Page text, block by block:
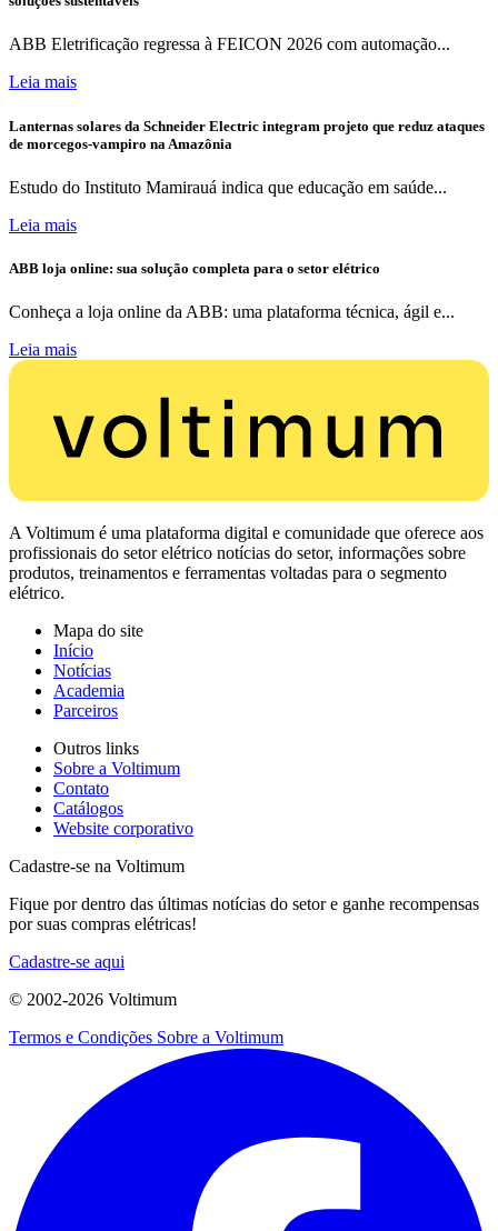
ABB Eletrificação regressa à FEICON 2026 com automação...
Leia mais
Lanternas solares da Schneider Electric integram projeto que reduz ataques
de morcegos-vampiro na Amazônia
Estudo do Instituto Mamirauá indica que educação em saúde...
Leia mais
ABB loja online: sua solução completa para o setor elétrico
Conheça a loja online da ABB: uma plataforma técnica, ágil e...
Leia mais
A Voltimum é uma plataforma digital e comunidade que oferece aos
profissionais do setor elétrico notícias do setor, informações sobre
produtos, treinamentos e ferramentas voltadas para o segmento
elétrico.
Mapa do site
Início
Notícias
Academia
Parceiros
Outros links
Sobre a Voltimum
Contato
Catálogos
Website corporativo
Cadastre-se na Voltimum
Fique por dentro das últimas notícias do setor e ganhe recompensas
por suas compras elétricas!
Cadastre-se aqui
© 2002-2026 Voltimum
Termos e Condições Sobre a Voltimum